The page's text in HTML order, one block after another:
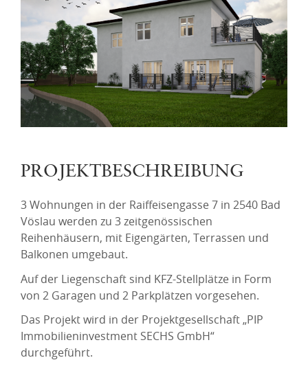
PROJEKTBESCHREIBUNG
3 Wohnungen in der Raiffeisengasse 7 in 2540 Bad
Vöslau werden zu 3 zeitgenössischen
Reihenhäusern, mit Eigengärten, Terrassen und
Balkonen umgebaut.
Auf der Liegenschaft sind KFZ-Stellplätze in Form
von 2 Garagen und 2 Parkplätzen vorgesehen.
Das Projekt wird in der Projektgesellschaft „PIP
Immobilieninvestment SECHS GmbH“
durchgeführt.